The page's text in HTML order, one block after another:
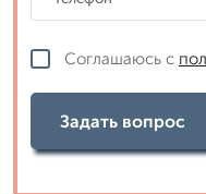
Соглашаюсь с
Задать вопрос